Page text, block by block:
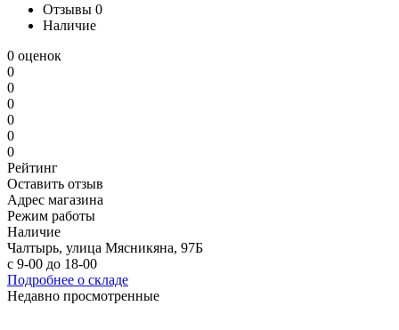
Отзывы 0
Наличие
0 оценок
0
0
0
0
0
0
Рейтинг
Оставить отзыв
Адрес магазина
Режим работы
Наличие
Чалтырь, улица Мясникяна, 97Б
с 9-00 до 18-00
Подробнее о складе
Недавно просмотренные